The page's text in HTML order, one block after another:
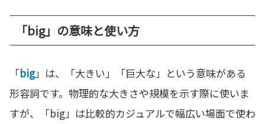
「big」の意味と使い方
「big」は、「大きい」「巨大な」という意味がある
形容詞です。物理的な大きさや規模を示す際に使いま
すが、「big」は比較的カジュアルで幅広い場面で使わ